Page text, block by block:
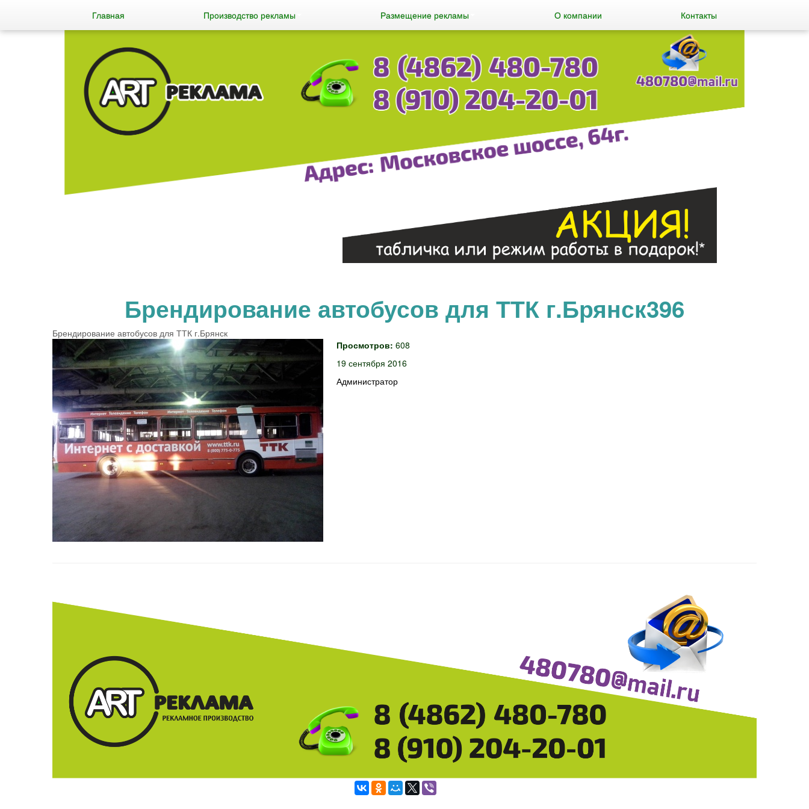
Главная Производство рекламы Размещение рекламы О компании Контакты
Брендирование автобусов для ТТК г.Брянск396
Брендирование автобусов для ТТК г.Брянск
Просмотров: 608
19 сентября 2016
Администратор